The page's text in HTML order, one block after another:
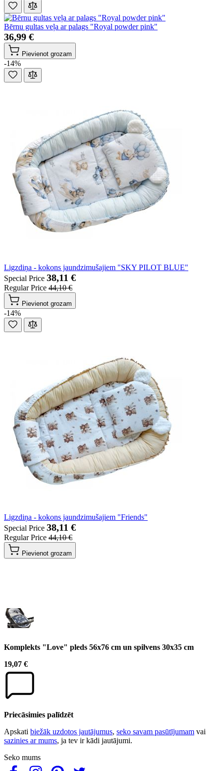
Bērnu gultas veļa ar palags "Royal powder pink"
36,99 €
Pievienot grozam
-14%
Ligzdiņa - kokons jaundzimušajiem "SKY PILOT BLUE"
Special Price 38,11 €
Regular Price 44,10 €
Pievienot grozam
-14%
Ligzdiņa - kokons jaundzimušajiem "Friends"
Special Price 38,11 €
Regular Price 44,10 €
Pievienot grozam
Komplekts "Love" pleds 56x76 cm un spilvens 30x35 cm
19,07 €
Priecāsimies palīdzēt
Apskati biežāk uzdotos jautājumus, seko savam pasūtījumam vai
sazinies ar mums, ja tev ir kādi jautājumi.
Seko mums